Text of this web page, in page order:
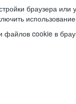
браузера или
файлов cookie в